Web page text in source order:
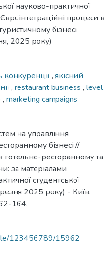
науково-практичної
процеси в
бізнесі
2025 року)
конкуренції, якісний
, restaurant business , level
, marketing campaigns
на управління
бізнесі //
готельно-ресторанному та
за матеріалами
студентської
2025 року) - Київ:
164.
123456789/15962